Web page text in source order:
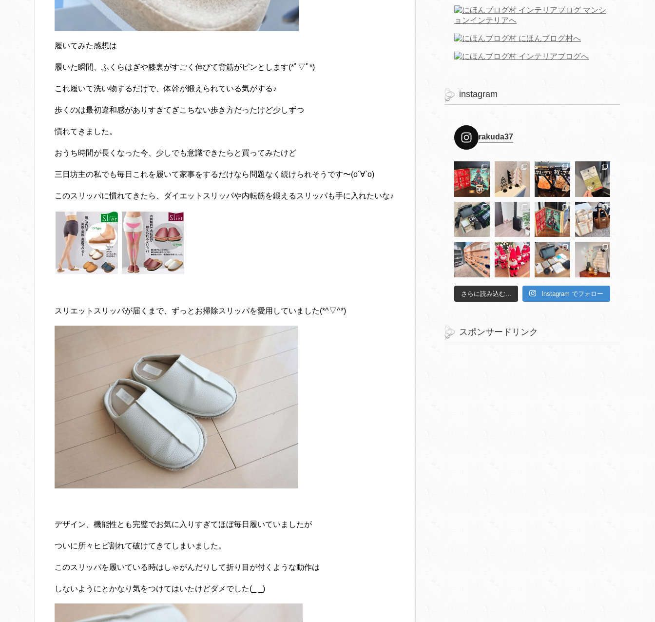
履いてみた感想は
履いた瞬間、ふくらはぎや膝裏がすごく伸びて背筋がピンとします(*ﾟ▽ﾟ*)
これ履いて洗い物するだけで、体幹が鍛えられている気がする♪
歩くのは最初違和感がありすぎてぎこちない歩き方だったけど少しずつ
慣れてきました。
おうち時間が長くなった今、少しでも意識できたらと買ってみたけど
三日坊主の私でも毎日これを履いて家事をするだけなら問題なく続けられそうです〜(о´∀`о)
このスリッパに慣れてきたら、ダイエットスリッパや内転筋を鍛えるスリッパも手に入れたいな♪
スリエットスリッパが届くまで、ずっとお掃除スリッパを愛用していました(*^▽^*)
デザイン、機能性とも完璧でお気に入りすぎてほぼ毎日履いていましたが
ついに所々ヒビ割れて破けてきてしまいました。
このスリッパを履いている時はしゃがんだりして折り目が付くような動作は
しないようにとかなり気をつけてはいたけどダメでした(_ _)
instagram
rakuda37
さらに読み込む... Instagram でフォロー
スポンサードリンク